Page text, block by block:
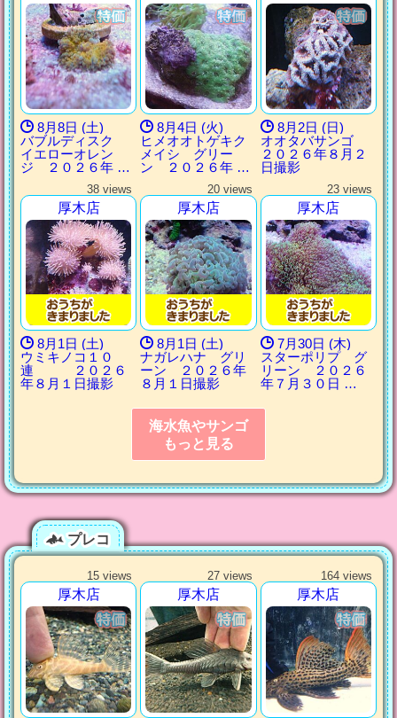
8月8日 (土)
バブルディスク
イエローオレン
ジ ２０２６年 …
8月4日 (火)
ヒメオオトゲキク
メイシ グリー
ン ２０２６年 …
8月2日 (日)
オオタバサンゴ
２０２６年８月２
日撮影
38 views
厚木店
8月1日 (土)
ウミキノコ１０
連 ２０２６
年８月１日撮影
20 views
厚木店
8月1日 (土)
ナガレハナ グリ
ーン ２０２６年
８月１日撮影
23 views
厚木店
7月30日 (木)
スターポリプ グ
リーン ２０２６
年７月３０日 …
海水魚やサンゴ
もっと見る
プレコ
15 views
厚木店
27 views
厚木店
164 views
厚木店